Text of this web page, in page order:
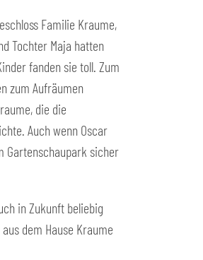
Familie Kraume,
Tochter Maja hatten
fanden sie toll. Zum
zum Aufräumen
die die
Auch wenn Oscar
Gartenschaupark sicher
in Zukunft beliebig
dem Hause Kraume